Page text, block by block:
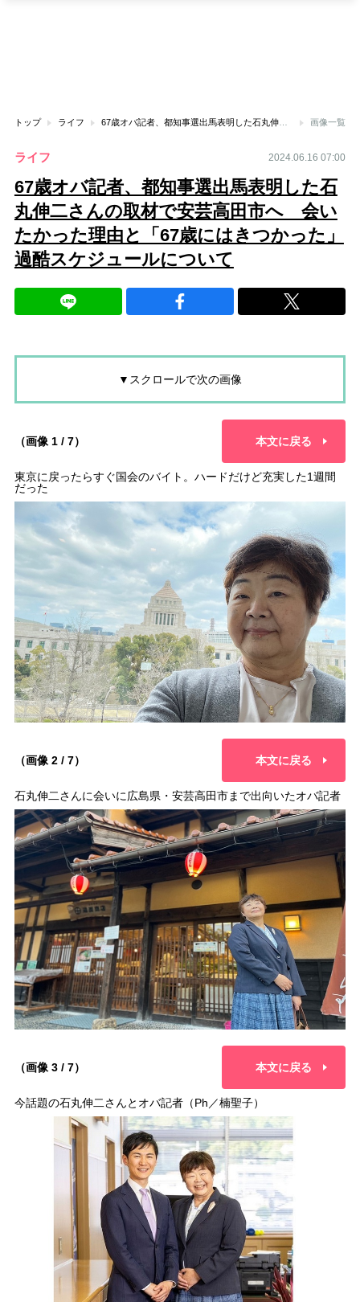
トップ ライフ 67歳オバ記者、都知事選出馬表明した石丸伸二さんの取材で安芸高田市へ 会いたかった理由と「67歳にはきつかった」過酷スケジュールについて 画像一覧
ライフ 2024.06.16 07:00
67歳オバ記者、都知事選出馬表明した石
丸伸二さんの取材で安芸高田市へ 会い
たかった理由と「67歳にはきつかった」
過酷スケジュールについて
▼スクロールで次の画像
（画像 1 / 7） 本文に戻る
東京に戻ったらすぐ国会のバイト。ハードだけど充実した1週間
だった
（画像 2 / 7） 本文に戻る
石丸伸二さんに会いに広島県・安芸高田市まで出向いたオバ記者
（画像 3 / 7） 本文に戻る
今話題の石丸伸二さんとオバ記者（Ph／楠聖子）